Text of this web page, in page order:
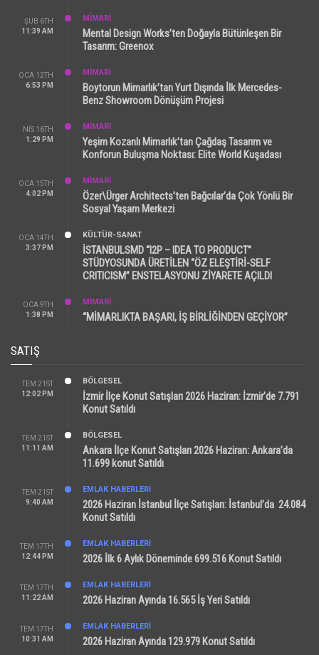
ŞUB 6TH
11:39 AM
MİMARİ
Mental Design Works’ten Doğayla Bütünleşen Bir
Tasarım: Greenox
OCA 12TH
6:53 PM
MİMARİ
Boytorun Mimarlık’tan Yurt Dışında İlk Mercedes-
Benz Showroom Dönüşüm Projesi
NIS 16TH
1:29 PM
MİMARİ
Yeşim Kozanlı Mimarlık’tan Çağdaş Tasarım ve
Konforun Buluşma Noktası: Elite World Kuşadası
OCA 15TH
4:02 PM
MİMARİ
Özer\Ürger Architects’ten Bağcılar’da Çok Yönlü Bir
Sosyal Yaşam Merkezi
OCA 14TH
3:37 PM
KÜLTÜR-SANAT
İSTANBULSMD “I2P – IDEA TO PRODUCT”
STÜDYOSUNDA ÜRETİLEN “ÖZ ELEŞTİRİ-SELF
CRITICISM” ENSTELASYONU ZİYARETE AÇILDI
OCA 9TH
1:38 PM
MİMARİ
“MİMARLIKTA BAŞARI, İŞ BİRLİĞİNDEN GEÇİYOR”
SATIŞ
TEM 21ST
12:02 PM
BÖLGESEL
İzmir İlçe Konut Satışları 2026 Haziran: İzmir’de 7.791
Konut Satıldı
TEM 21ST
11:11 AM
BÖLGESEL
Ankara İlçe Konut Satışları 2026 Haziran: Ankara’da
11.699 konut Satıldı
TEM 21ST
9:40 AM
EMLAK HABERLERI
2026 Haziran İstanbul İlçe Satışları: İstanbul’da 24.084
Konut Satıldı
TEM 17TH
12:44 PM
EMLAK HABERLERI
2026 İlk 6 Aylık Döneminde 699.516 Konut Satıldı
TEM 17TH
11:22 AM
EMLAK HABERLERI
2026 Haziran Ayında 16.565 İş Yeri Satıldı
TEM 17TH
10:31 AM
EMLAK HABERLERI
2026 Haziran Ayında 129.979 Konut Satıldı